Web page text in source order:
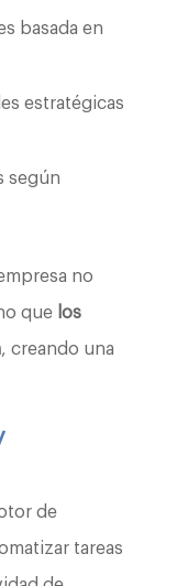
basada en
estratégicas
según
no
que los
, creando una
de
tareas